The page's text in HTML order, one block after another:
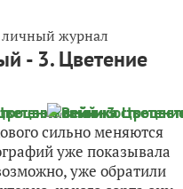
личный журнал
- 3. Цветение
сильно меняются
уже показывала
уже обратили